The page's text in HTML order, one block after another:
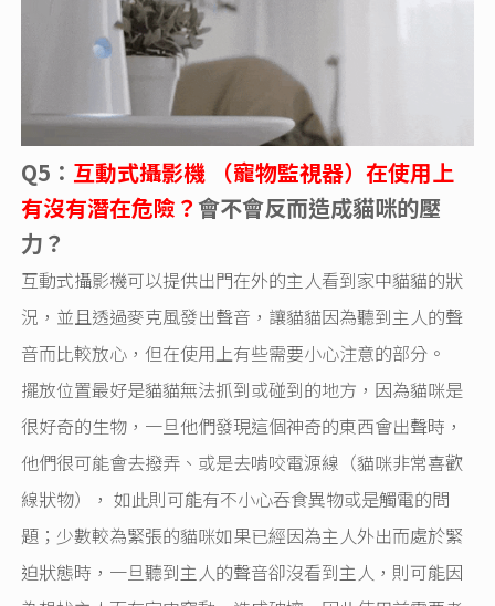
Q5： 互動式攝影機 （寵物監視器）在使用上
有沒有潛在危險？會不會反而造成貓咪的壓
力？
互動式攝影機可以提供出門在外的主人看到家中貓貓的狀
況，並且透過麥克風發出聲音，讓貓貓因為聽到主人的聲
音而比較放心，但在使用上有些需要小心注意的部分。
擺放位置最好是貓貓無法抓到或碰到的地方，因為貓咪是
很好奇的生物，一旦他們發現這個神奇的東西會出聲時，
他們很可能會去撥弄、或是去啃咬電源線（貓咪非常喜歡
線狀物）， 如此則可能有不小心吞食異物或是觸電的問
題；少數較為緊張的貓咪如果已經因為主人外出而處於緊
迫狀態時，一旦聽到主人的聲音卻沒看到主人，則可能因